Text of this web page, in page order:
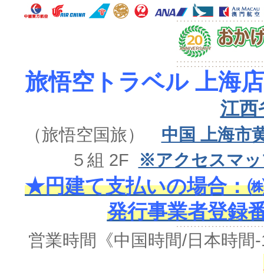
旅悟空トラベル 上海店
江西
（旅悟空国旅） 中国 上海市
５組 2F
※アクセスマ
★円建て支払いの場合：
発行事業者登録
営業時間《中国時間/日本時間